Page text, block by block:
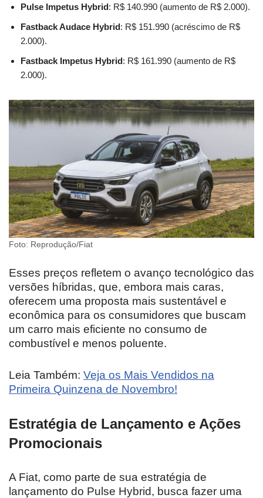
Pulse Impetus Hybrid: R$ 140.990 (aumento de R$ 2.000).
Fastback Audace Hybrid: R$ 151.990 (acréscimo de R$
2.000).
Fastback Impetus Hybrid: R$ 161.990 (aumento de R$
2.000).
Foto: Reprodução/Fiat
Esses preços refletem o avanço tecnológico das
versões híbridas, que, embora mais caras,
oferecem uma proposta mais sustentável e
econômica para os consumidores que buscam
um carro mais eficiente no consumo de
combustível e menos poluente.
Leia Também: Veja os Mais Vendidos na
Primeira Quinzena de Novembro!
Estratégia de Lançamento e Ações
Promocionais
A Fiat, como parte de sua estratégia de
lançamento do Pulse Hybrid, busca fazer uma